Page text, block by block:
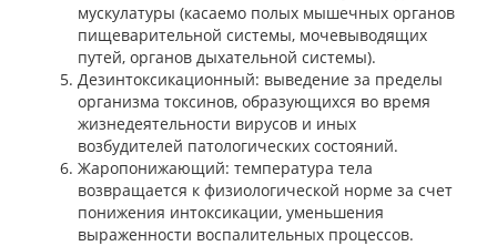
мускулатуры (касаемо полых мышечных органов
пищеварительной системы, мочевыводящих
путей, органов дыхательной системы).
Дезинтоксикационный: выведение за пределы
организма токсинов, образующихся во время
жизнедеятельности вирусов и иных
возбудителей патологических состояний.
Жаропонижающий: температура тела
возвращается к физиологической норме за счет
понижения интоксикации, уменьшения
выраженности воспалительных процессов.